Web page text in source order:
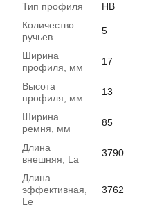
Тип профиля
HB
Количество
ручьев
5
Ширина
профиля, мм
17
Высота
профиля, мм
13
Ширина
ремня, мм
85
Длина
внешняя, La
3790
Длина
эффективная,
Le
3762